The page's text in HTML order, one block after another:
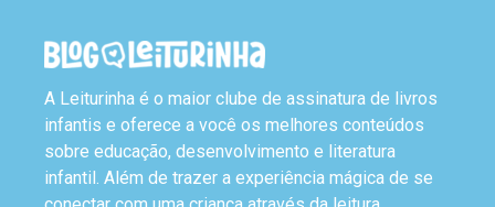
A Leiturinha é o maior clube de assinatura de livros
infantis e oferece a você os melhores conteúdos
sobre educação, desenvolvimento e literatura
infantil. Além de trazer a experiência mágica de se